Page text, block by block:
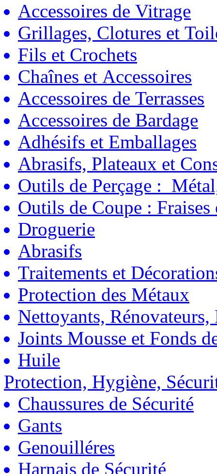
Accessoires de Vitrage
Grillages, Clotures et
Fils et Crochets
Chaînes et Accessoires
Accessoires de Terrasses
Accessoires de Bardage
Adhésifs et Emballages
Abrasifs, Plateaux et
Outils de Perçage :
Outils de Coupe : Fraises
Droguerie
Abrasifs
Traitements et
Protection des Métaux
Nettoyants, Rénovateurs,
Joints Mousse et Fonds
Huile
Protection, Hygiène,
Chaussures de Sécurité
Gants
Genouilléres
Harnais de Sécurité